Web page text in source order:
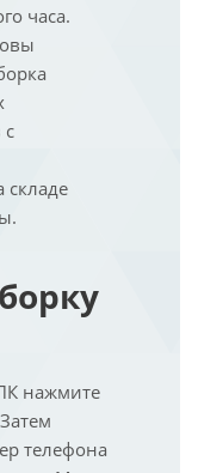
часа.
складе
нажмите
телефона